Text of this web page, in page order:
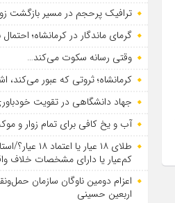
ترافیک پرحجم در مسیر بازگشت
گرمای ماندگار در کرمانشاه؛
وقتی رسانه سکوت می‌کند…
کرمانشاه؛ ثروتی که عبور
جهاد دانشگاهی در تقویت
آب و یخ کافی برای تمام زوار و
طلای ۱۸ عیار
کم‌عیار یا دارای مشخصات خلاف
اعزام دومین ناوگان سازمان
اربعین حسینی